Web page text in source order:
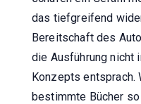
das tiefgreifend
Bereitschaft des
die Ausführung nicht
Konzepts entsprach.
bestimmte Bücher